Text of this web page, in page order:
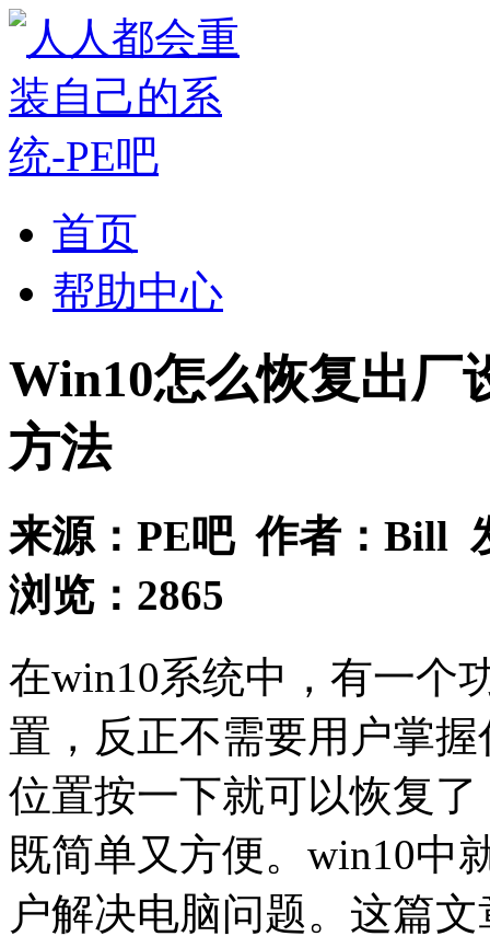
首页
帮助中心
Win10怎么恢复出厂
方法
来源： PE吧作者： Bill
浏览： 2865
在win10系统中，有一个
置，反正不需要用户掌
位置按一下就可以恢复
既简单又方便。win10中
户解决电脑问题。这篇